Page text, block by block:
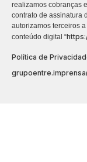
realizamos cobranças
contrato de assinatura
autorizamos terceiros
conteúdo digital “
Política de